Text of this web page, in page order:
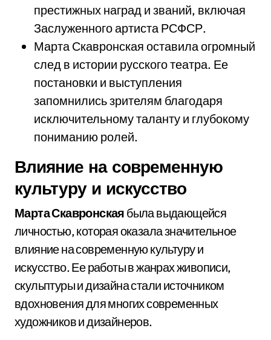
престижных наград и званий, включая
Заслуженного артиста РСФСР.
Марта Скавронская оставила огромный
след в истории русского театра. Ее
постановки и выступления
запомнились зрителям благодаря
исключительному таланту и глубокому
пониманию ролей.
Влияние на современную
культуру и искусство
Марта Скавронская была выдающейся
личностью, которая оказала значительное
влияние на современную культуру и
искусство. Ее работы в жанрах живописи,
скульптуры и дизайна стали источником
вдохновения для многих современных
художников и дизайнеров.